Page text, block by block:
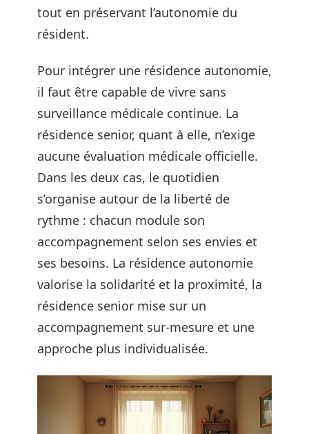
tout en préservant l’autonomie du
résident.
Pour intégrer une résidence autonomie,
il faut être capable de vivre sans
surveillance médicale continue. La
résidence senior, quant à elle, n’exige
aucune évaluation médicale officielle.
Dans les deux cas, le quotidien
s’organise autour de la liberté de
rythme : chacun module son
accompagnement selon ses envies et
ses besoins. La résidence autonomie
valorise la solidarité et la proximité, la
résidence senior mise sur un
accompagnement sur-mesure et une
approche plus individualisée.